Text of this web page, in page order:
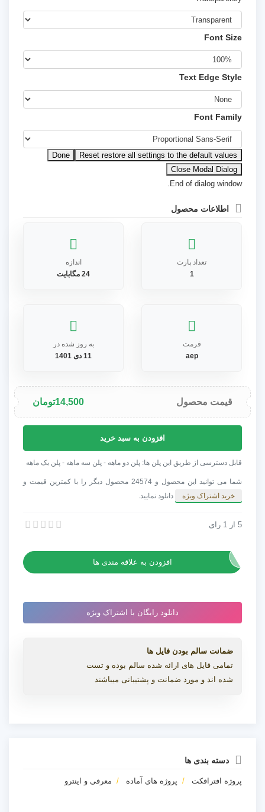
Font Size
Text Edge Style
Font Family
Reset restore all settings to the default values
Done
Close Modal Dialog
End of dialog window.
اطلاعات محصول
تعداد پارت
1
اندازه
24 مگابایت
فرمت
aep
به روز شده در
11 دی 1401
قیمت محصول 14,500تومان
افترافکت
کرم
/
عدد
افزودن به سبد خرید
قابل دسترسی از طریق این پلن ها: پلن دو ماهه - پلن سه ماهه - پلن یک ماهه
شما می توانید این محصول و 24574 محصول دیگر را با کمترین قیمت و
خرید اشتراک ویژه
دانلود نمایید.
پروژه افترافکت کرم چاله فضایی / نمایش لوگو تونل
5 از 1 رای
افزودن به علاقه مندی ها
دانلود رایگان با اشتراک ویژه
ضمانت سالم بودن فایل ها
تمامی فایل های ارائه شده سالم بوده و تست
شده اند و مورد ضمانت و پشتیبانی میباشند
دسته بندی ها
پروژه افترافکت پروژه های آماده معرفی و اینترو